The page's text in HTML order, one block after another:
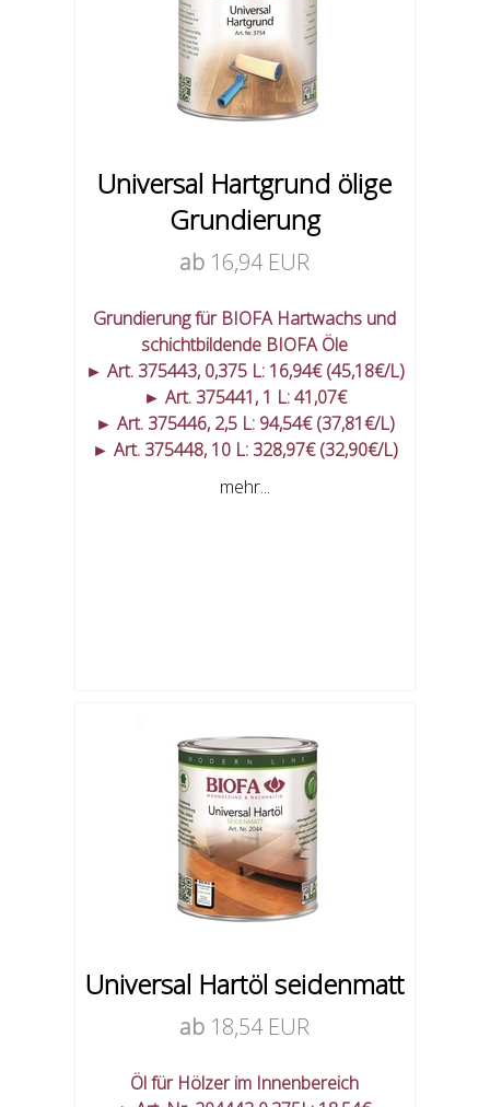
Universal Hartgrund ölige
Grundierung
ab 16,94 EUR
Grundierung für BIOFA Hartwachs und
schichtbildende BIOFA Öle
► Art. 375443, 0,375 L: 16,94€ (45,18€/L)
► Art. 375441, 1 L: 41,07€
► Art. 375446, 2,5 L: 94,54€ (37,81€/L)
► Art. 375448, 10 L: 328,97€ (32,90€/L)
mehr...
Universal Hartöl seidenmatt
ab 18,54 EUR
Öl für Hölzer im Innenbereich